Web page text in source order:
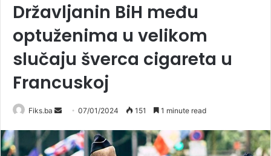
Državljanin BiH među
optuženima u velikom
slučaju šverca cigareta u
Francuskoj
Fiks.ba
Send
email
07/01/2024 151 1 minute read